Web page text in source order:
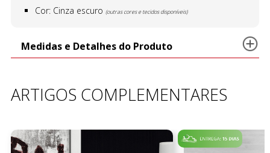
Cor: Cinza escuro (outras cores e tecidos disponíveis)
Medidas e Detalhes do Produto
ARTIGOS COMPLEMENTARES